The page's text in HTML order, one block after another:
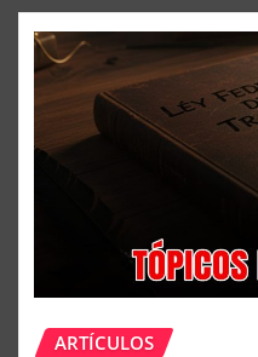
ARTÍCULOS